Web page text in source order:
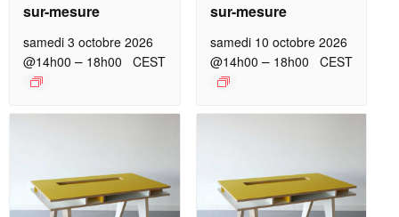
sur-mesure
samedi 3 octobre 2026
@14h00 – 18h00 CEST
sur-mesure
samedi 10 octobre 2026
@14h00 – 18h00 CEST